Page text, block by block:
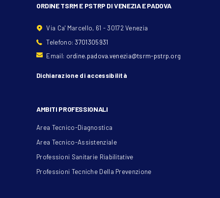
ORDINE TSRM E PSTRP DI VENEZIA E PADOVA
Via Ca' Marcello, 61 - 30172 Venezia
Telefono:3701305931
Email: ordine.padova.venezia@tsrm-pstrp.org
Dichiarazione di accessibilità
AMBITI PROFESSIONALI
Area Tecnico-Diagnostica
Area Tecnico-Assistenziale
Professioni Sanitarie Riabilitative
Professioni Tecniche Della Prevenzione